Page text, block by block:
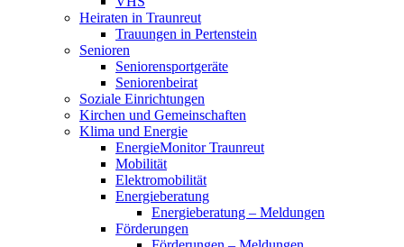
Heiraten in Traunreut
Trauungen in Pertenstein
Senioren
Seniorensportgeräte
Seniorenbeirat
Soziale Einrichtungen
Kirchen und Gemeinschaften
Klima und Energie
EnergieMonitor Traunreut
Mobilität
Elektromobilität
Energieberatung
Energieberatung – Meldungen
Förderungen